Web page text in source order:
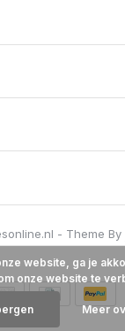
- Theme By
website, ga je
onze website te
Meer